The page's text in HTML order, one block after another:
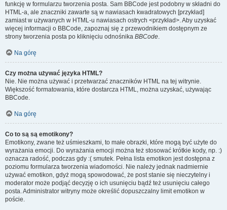
funkcję w formularzu tworzenia posta. Sam BBCode jest podobny w składni do
HTML-a, ale znaczniki zawarte są w nawiasach kwadratowych [przykład]
zamiast w używanych w HTML-u nawiasach ostrych <przykład>. Aby uzyskać
więcej informacji o BBCode, zapoznaj się z przewodnikiem dostępnym ze
strony tworzenia posta po kliknięciu odnośnika BBCode.
Na górę
Czy można używać języka HTML?
Nie. Nie można używać i przetwarzać znaczników HTML na tej witrynie.
Większość formatowania, które dostarcza HTML, można uzyskać, używając
BBCode.
Na górę
Co to są są emotikony?
Emotikony, zwane też uśmieszkami, to małe obrazki, które mogą być użyte do
wyrażania emocji. Do wyrażania emocji można też stosować krótkie kody, np. :)
oznacza radość, podczas gdy :( smutek. Pełna lista emotikon jest dostępna z
poziomu formularza tworzenia wiadomości. Nie należy jednak nadmiernie
używać emotikon, gdyż mogą spowodować, że post stanie się nieczytelny i
moderator może podjąć decyzję o ich usunięciu bądź też usunięciu całego
posta. Administrator witryny może określić dopuszczalny limit emotikon w
poście.